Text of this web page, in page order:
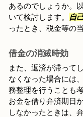
あるのでしょうか。
いて検討します。
自
ったとき、税金等の
借金の消滅時効
また、返済が滞って
なくなった場合には
務整理を行うことも
お金を借り弁済期日
しなかったときは、